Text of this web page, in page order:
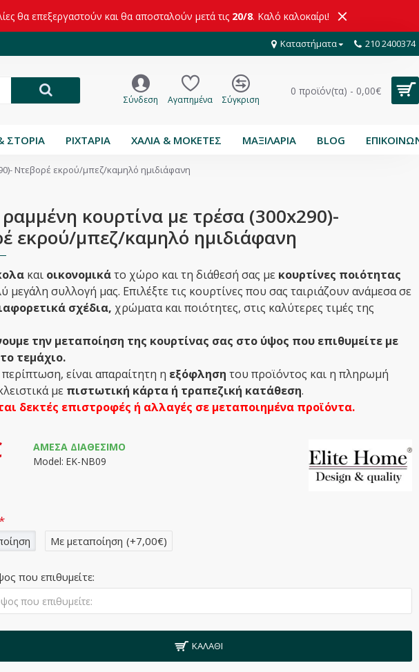
θα επεξεργαστούν και θα αποσταλούν μετά τις 20/8. Καλό καλοκαίρι!
Καταστήματα 210 2400374
Σύνδεση Αγαπημένα Σύγκριση
0 προϊόν(τα) - 0,00€
ΣΤΟΡΙΑ ΡΙΧΤΑΡΙΑ ΧΑΛΙΑ & ΜΟΚΕΤΕΣ ΜΑΞΙΛΑΡΙΑ BLOG
Ντεβορέ εκρού/μπεζ/καμηλό ημιδιάφανη
κουρτίνα με τρέσα (300x290)-
εκρού/μπεζ/καμηλό ημιδιάφανη
και οικονομικάτο χώρο και τη διάθεσή σας με κουρτίνες ποιότητας
μεγάλη συλλογή μας. Επιλέξτε τις κουρτίνες που σας ταιριάζουν ανάμεσα σε
σχέδια, χρώματα και ποιότητες, στις καλύτερες τιμές της
την μεταποίηση της κουρτίνας σας στο ύψος που επιθυμείτε με
τεμάχιο.
είναι απαραίτητη η εξόφληση του προϊόντος και η πληρωμή
με πιστωτική κάρτα ή τραπεζική κατάθεση.
δεκτές επιστροφές ή αλλαγές σε μεταποιημένα προϊόντα.
ΆΜΕΣΑ ΔΙΑΘΈΣΙΜΟ
Model: ΕΚ-ΝΒ09
Με μεταποίηση (+7,00€)
που επιθυμείτε:
ΚΑΛΆΘΙ